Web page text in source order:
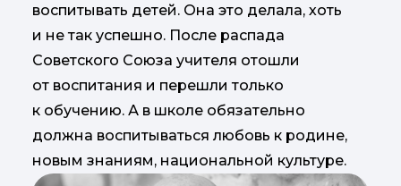
воспитывать детей. Она это делала, хоть
и не так успешно. После распада
Советского Союза учителя отошли
от воспитания и перешли только
к обучению. А в школе обязательно
должна воспитываться любовь к родине,
новым знаниям, национальной культуре.